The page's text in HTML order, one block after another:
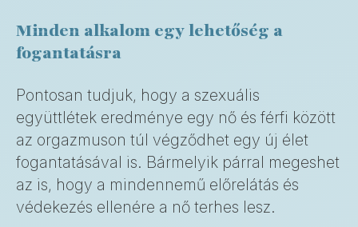
Minden alkalom egy lehetőség a
fogantatásra
Pontosan tudjuk, hogy a szexuális
együttlétek eredménye egy nő és férfi között
az orgazmuson túl végződhet egy új élet
fogantatásával is. Bármelyik párral megeshet
az is, hogy a mindennemű előrelátás és
védekezés ellenére a nő terhes lesz.